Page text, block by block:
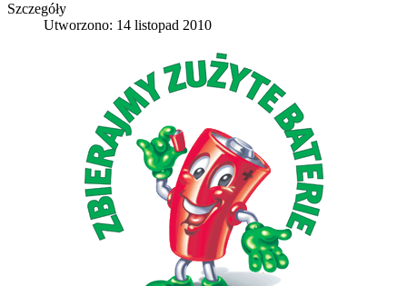
Szczegóły
Utworzono: 14 listopad 2010